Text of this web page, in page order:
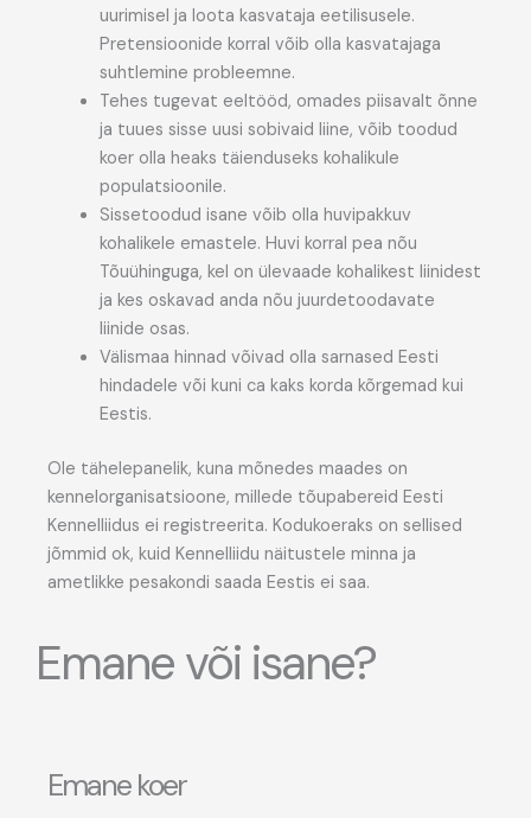
uurimisel ja loota kasvataja eetilisusele.
Pretensioonide korral võib olla kasvatajaga
suhtlemine probleemne.
Tehes tugevat eeltööd, omades piisavalt õnne
ja tuues sisse uusi sobivaid liine, võib toodud
koer olla heaks täienduseks kohalikule
populatsioonile.
Sissetoodud isane võib olla huvipakkuv
kohalikele emastele. Huvi korral pea nõu
Tõuühinguga, kel on ülevaade kohalikest liinidest
ja kes oskavad anda nõu juurdetoodavate
liinide osas.
Välismaa hinnad võivad olla sarnased Eesti
hindadele või kuni ca kaks korda kõrgemad kui
Eestis.
Ole tähelepanelik, kuna mõnedes maades on
kennelorganisatsioone, millede tõupabereid Eesti
Kennelliidus ei registreerita. Kodukoeraks on sellised
jõmmid ok, kuid Kennelliidu näitustele minna ja
ametlikke pesakondi saada Eestis ei saa.
Emane või isane?
Emane koer